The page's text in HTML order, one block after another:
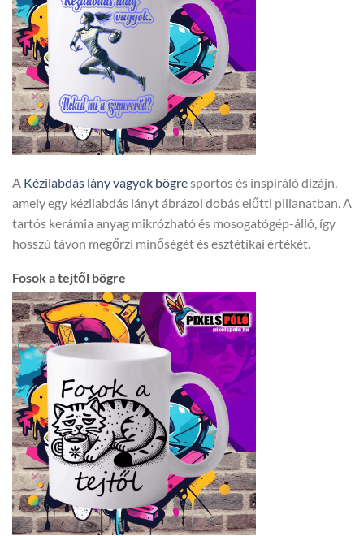
A Kézilabdás lány vagyok bögresportos és inspiráló dizájn,
amely egy kézilabdás lányt ábrázol dobás előtti pillanatban. A
tartós kerámia anyag mikrózható és mosogatógép-álló, így
hosszú távon megőrzi minőségét és esztétikai értékét.
Fosok a tejtől bögre